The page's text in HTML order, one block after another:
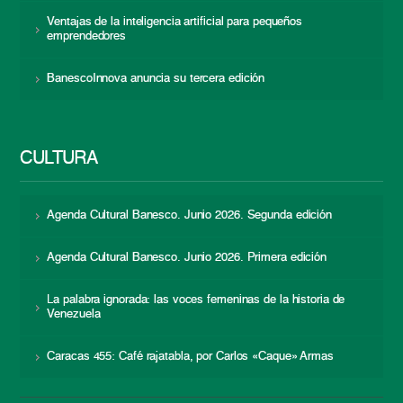
Ventajas de la inteligencia artificial para pequeños
emprendedores
BanescoInnova anuncia su tercera edición
CULTURA
Agenda Cultural Banesco. Junio 2026. Segunda edición
Agenda Cultural Banesco. Junio 2026. Primera edición
La palabra ignorada: las voces femeninas de la historia de
Venezuela
Caracas 455: Café rajatabla, por Carlos «Caque» Armas